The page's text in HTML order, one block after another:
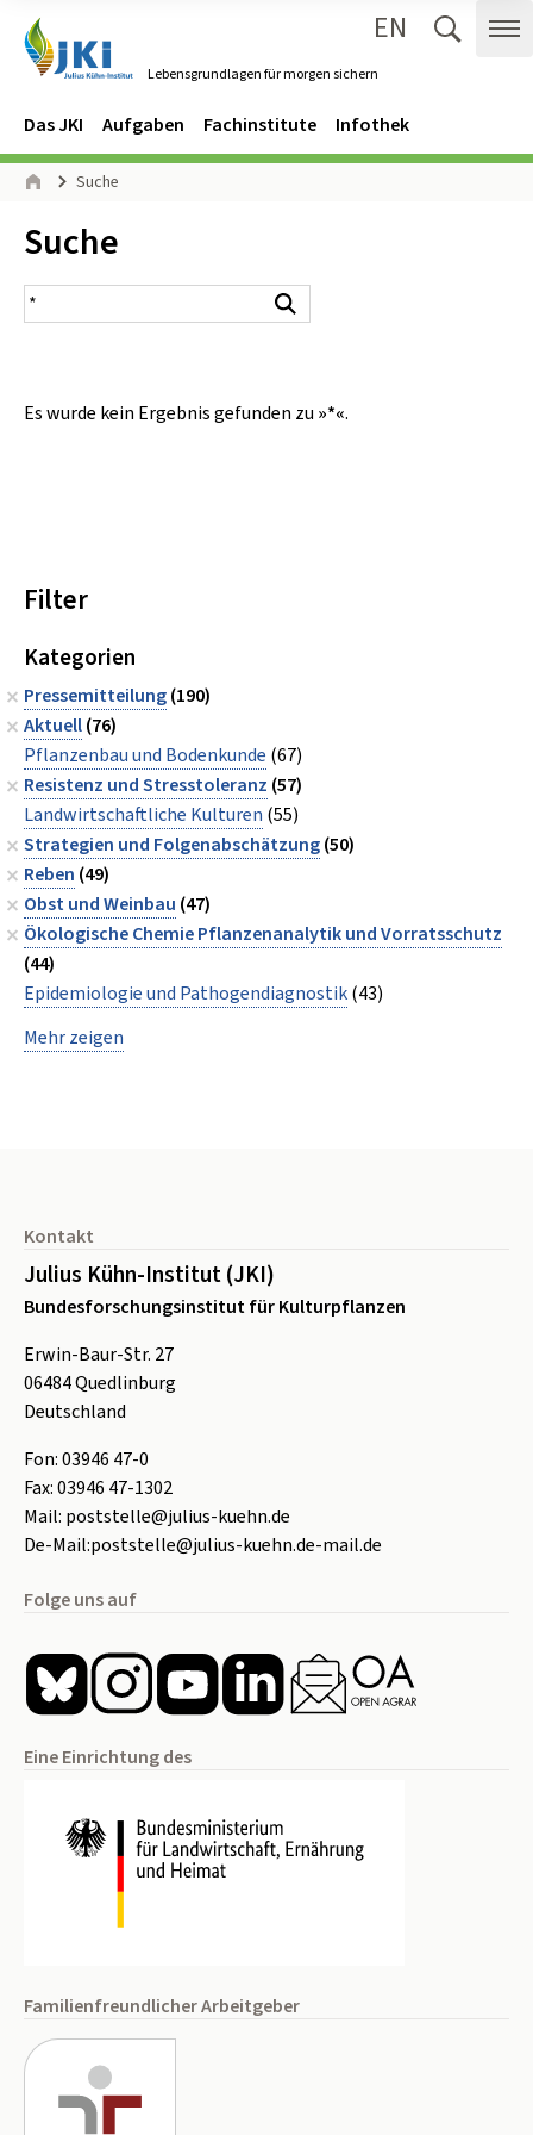
Lebensgrundlagen für morgen sichern
EN
Navigation
Hauptmenü
Das JKI Aufgaben Fachinstitute Infothek
Seitenpfad
Suche
Inhalt:
Suche
Suchergebnis
Es wurde kein Ergebnis gefunden zu »*«.
Filter
Kategorien
Pressemitteilung(190)
Aktuell(76)
Pflanzenbau und Bodenkunde (67)
Resistenz und Stresstoleranz (57)
Landwirtschaftliche Kulturen (55)
Strategien und Folgenabschätzung(50)
Reben (49)
Obst und Weinbau (47)
Ökologische Chemie Pflanzenanalytik und Vorratsschutz
(44)
Epidemiologie und Pathogendiagnostik(43)
Mehr zeigen
Kontakt
Julius Kühn-Institut (JKI)
Bundesforschungsinstitut für Kulturpflanzen
Erwin-Baur-Str. 27
06484Quedlinburg
Deutschland
Fon:03946 47-0
Fax:03946 47-1302
Mail: poststelle@julius-kuehn.de
De-Mail:poststelle@julius-kuehn.de-mail.de
Folge uns auf
Eine Einrichtung des
Familienfreundlicher Arbeitgeber